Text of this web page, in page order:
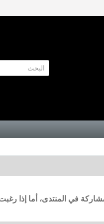
في المنتدى، أما إذا